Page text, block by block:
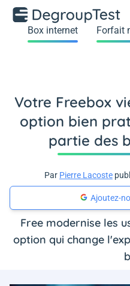
Box internet Forfait
Votre Freebox
option bien
partie des
Par Pierre Lacoste
Ajoutez-
Free modernise les
option qui change